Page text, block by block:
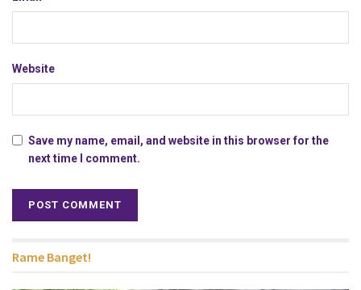
Website
Save my name, email, and website in this browser for the
next time I comment.
Rame Banget!